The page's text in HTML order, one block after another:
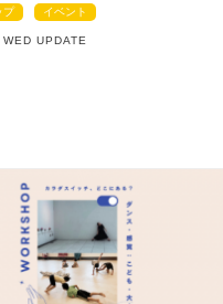
プ イベント
UPDATE